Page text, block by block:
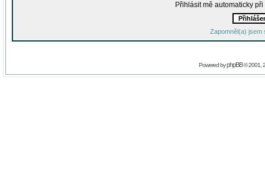
Přihlásit mě automaticky
Zapomněl(a) jsem
Powered byphpBB© 2001,